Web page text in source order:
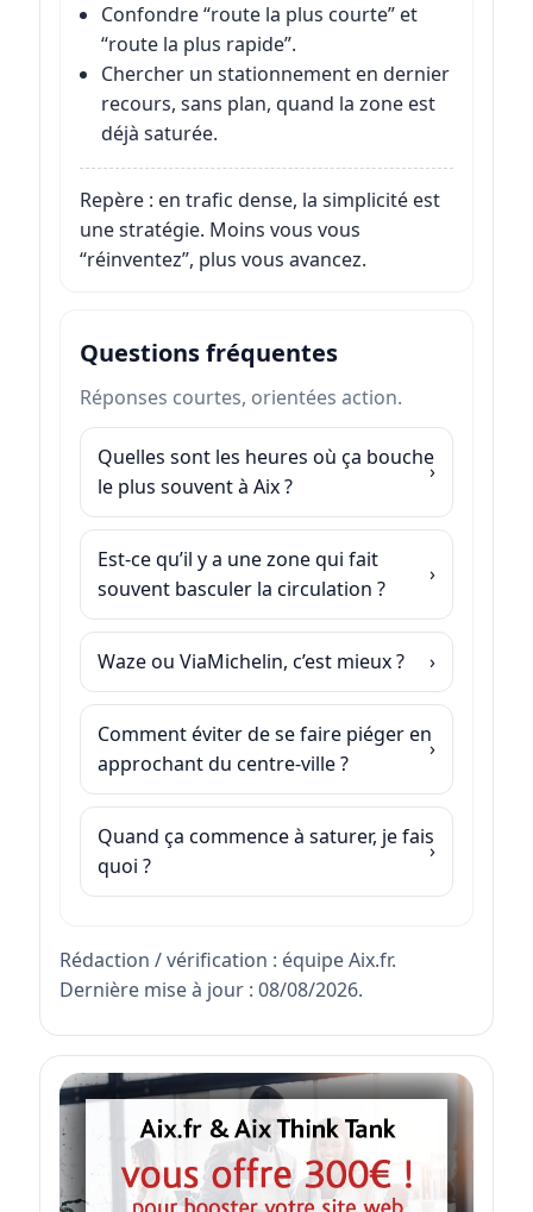
Confondre “route la plus courte” et
“route la plus rapide”.
Chercher un stationnement en dernier
recours, sans plan, quand la zone est
déjà saturée.
Repère : en trafic dense, la simplicité est
une stratégie. Moins vous vous
“réinventez”, plus vous avancez.
Questions fréquentes
Réponses courtes, orientées action.
Quelles sont les heures où ça bouche
le plus souvent à Aix ?
Est-ce qu’il y a une zone qui fait
souvent basculer la circulation ?
Waze ou ViaMichelin, c’est mieux ?
Comment éviter de se faire piéger en
approchant du centre-ville ?
Quand ça commence à saturer, je fais
quoi ?
Rédaction / vérification : équipe Aix.fr.
Dernière mise à jour : 08/08/2026.